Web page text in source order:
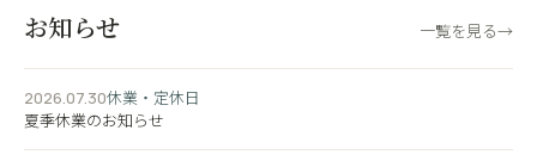
お知らせ 一覧を見る→
2026.07.30休業・定休日
夏季休業のお知らせ